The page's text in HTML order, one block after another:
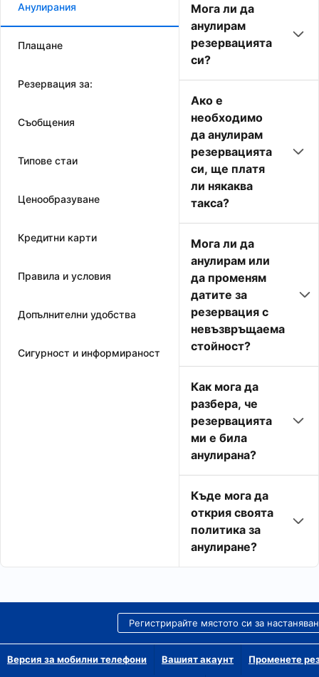
Анулирания
Плащане
Резервация за:
Съобщения
Типове стаи
Ценообразуване
Кредитни карти
Правила и условия
Допълнителни удобства
Сигурност и информираност
Мога ли да
анулирам
резервацията
си?
Ако е
необходимо
да анулирам
резервацията
си, ще платя
ли някаква
такса?
Мога ли да
анулирам или
да променям
датите за
резервация с
невъзвръщаема
стойност?
Как мога да
разбера, че
резервацията
ми е била
анулирана?
Къде мога да
открия своята
политика за
анулиране?
Регистрирайте мястото си за
Версия за мобилни телефони Вашият акаунт Променете